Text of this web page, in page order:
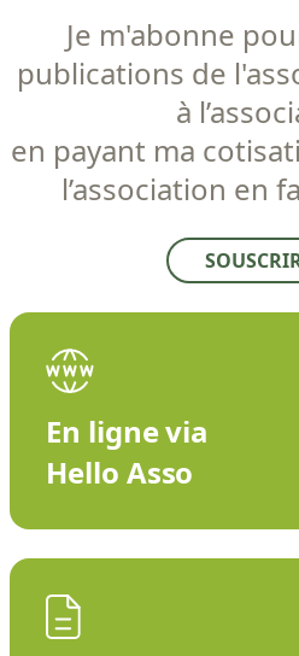
Je m'abonne
publications de
à
en payant ma
l’association en
En ligne via
Hello Asso